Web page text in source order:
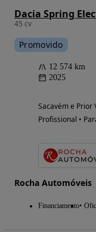
Dacia Spring
45 cv
Promovido
12 574 km
2025
Sacavém e Prior
Profissional •
Rocha Automóveis
Financiamento